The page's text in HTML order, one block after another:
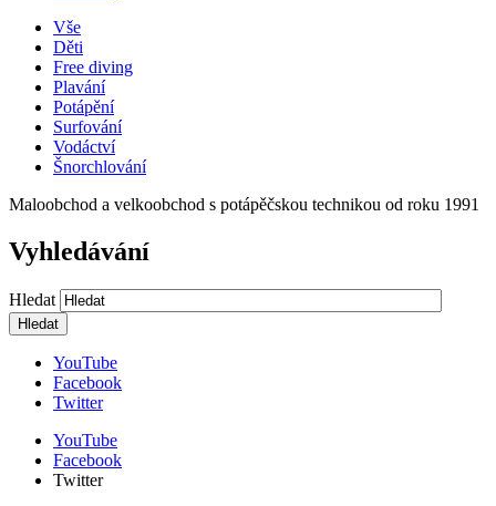
Vše
Děti
Free diving
Plavání
Potápění
Surfování
Vodáctví
Šnorchlování
Maloobchod a velkoobchod s potápěčskou technikou od roku 1991
Vyhledávání
Hledat
YouTube
Facebook
Twitter
YouTube
Facebook
Twitter